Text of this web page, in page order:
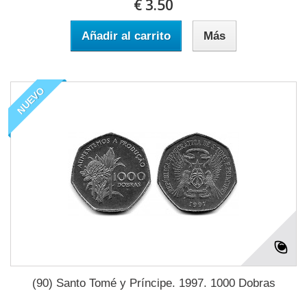
€ 3.50
Añadir al carrito Más
NUEVO
(90) Santo Tomé y Príncipe. 1997. 1000 Dobras